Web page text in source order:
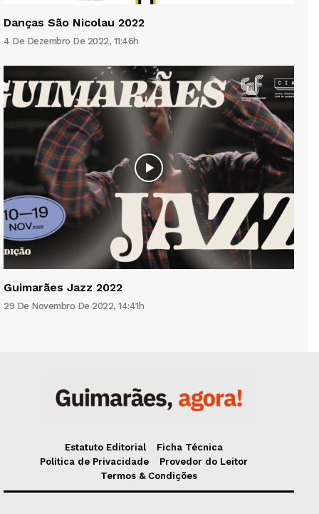
Danças São Nicolau 2022
4 De Dezembro De 2022, 11:46h
Guimarães Jazz 2022
29 De Novembro De 2022, 14:41h
Estatuto Editorial
Ficha Técnica
Política de Privacidade
Provedor do Leitor
Termos & Condições